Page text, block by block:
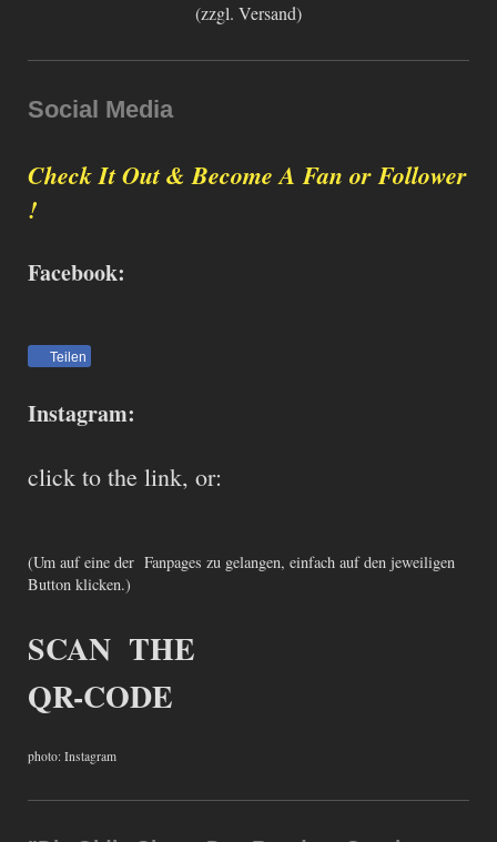
(zzgl. Versand)
Social Media
Check It Out & Become A Fan or Follower
!
Facebook:
Teilen
Instagram:
click to the link, or:
(Um auf eine der Fanpages zu gelangen, einfach auf den jeweiligen
Button klicken.)
SCAN THE
QR-CODE
photo: Instagram